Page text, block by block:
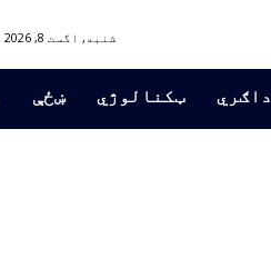
شنبه, اگست 8, 2026
ټکنالوژي ښځې